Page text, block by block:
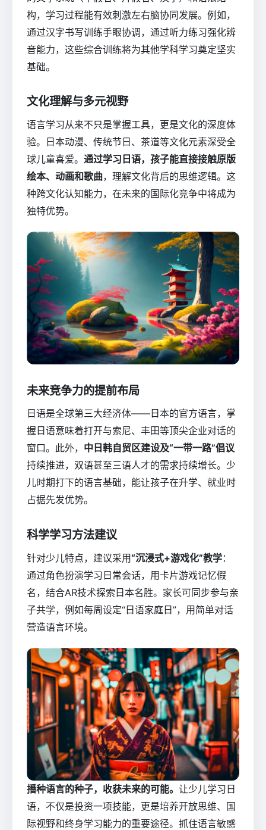
构，学习过程能有效刺激左右脑协同发展。例如，
通过汉字书写训练手眼协调，通过听力练习强化辨
音能力，这些综合训练将为其他学科学习奠定坚实
基础。
文化理解与多元视野
语言学习从来不只是掌握工具，更是文化的深度体
验。日本动漫、传统节日、茶道等文化元素深受全
球儿童喜爱。 通过学习日语，孩子能直接接触原版
绘本、动画和歌曲，理解文化背后的思维逻辑。这
种跨文化认知能力，在未来的国际化竞争中将成为
独特优势。
未来竞争力的提前布局
日语是全球第三大经济体——日本的官方语言，掌
握日语意味着打开与索尼、丰田等顶尖企业对话的
窗口。此外， 中日韩自贸区建设及“一带一路”倡议
持续推进，双语甚至三语人才的需求持续增长。少
儿时期打下的语言基础，能让孩子在升学、就业时
占据先发优势。
科学学习方法建议
针对少儿特点，建议采用“沉浸式+游戏化”教学：
通过角色扮演学习日常会话，用卡片游戏记忆假
名，结合AR技术探索日本名胜。家长可同步参与亲
子共学，例如每周设定“日语家庭日”，用简单对话
营造语言环境。
播种语言的种子，收获未来的可能。 让少儿学习日
语，不仅是投资一项技能，更是培养开放思维、国
际视野和终身学习能力的重要途径。抓住语言敏感